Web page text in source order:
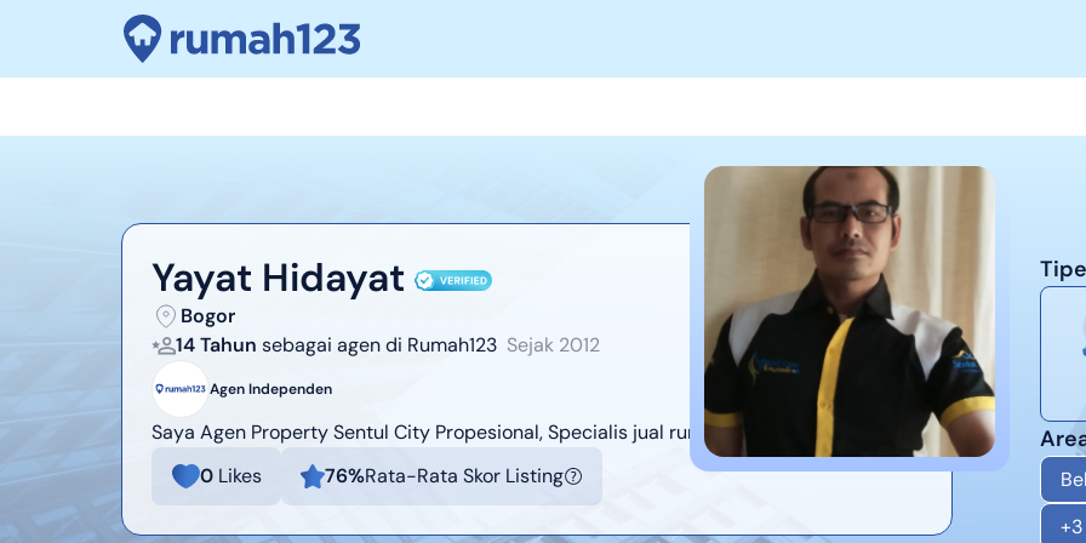
Yayat Hidayat
Bogor
14 Tahun sebagai agen di Rumah123 Sejak 2012
Agen Independen
Saya Agen Property Sentul City Propesional, Specialis jual rumah , sewa, kavling, tanah,
0 Likes 76%Rata-Rata Skor Listing
+3